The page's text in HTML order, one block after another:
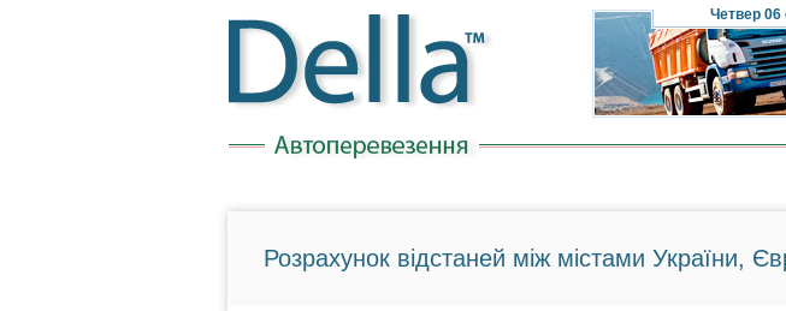
Четвер 06
Розрахунок відстаней між містами України,